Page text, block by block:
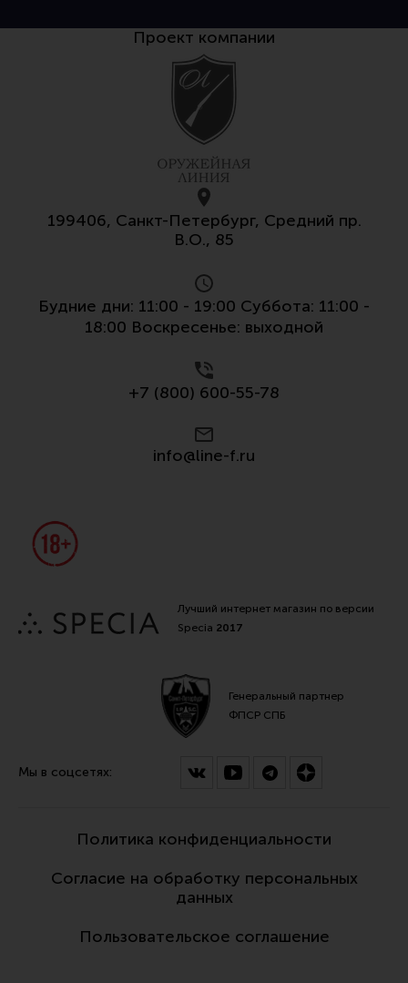
Проект компании
199406, Санкт-Петербург, Средний пр.
В.О., 85
Будние дни: 11:00 - 19:00 Суббота: 11:00 -
18:00 Воскресенье: выходной
+7 (800) 600-55-78
info@line-f.ru
Лучший интернет магазин по версии
Specia 2017
Генеральный партнер
ФПСР СПБ
Мы в соцсетях:
Политика конфиденциальности
Согласие на обработку персональных
данных
Пользовательское соглашение